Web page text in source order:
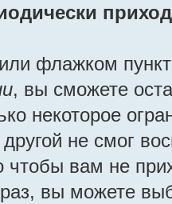
флажком
, вы сможете
некоторое
не смог
чтобы вам не
вы можете